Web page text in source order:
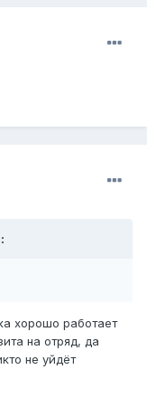
хорошо работает
на отряд, да
не уйдёт